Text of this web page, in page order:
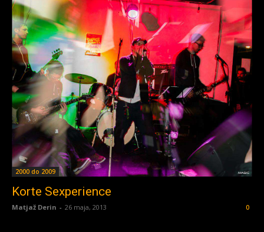
2000 do 2009
Korte Sexperience
Matjaž Derin - 26 maja, 2013 0